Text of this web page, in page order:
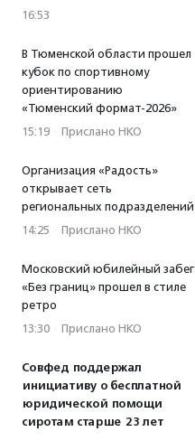
16:53
В Тюменской области прошел
кубок по спортивному
ориентированию
«Тюменский формат-2026»
15:19 · Прислано НКО
Организация «Радость»
открывает сеть
региональных подразделений
14:25 · Прислано НКО
Московский юбилейный забег
«Без границ» прошел в стиле
ретро
13:30 · Прислано НКО
Совфед поддержал
инициативу о бесплатной
юридической помощи
сиротам старше 23 лет